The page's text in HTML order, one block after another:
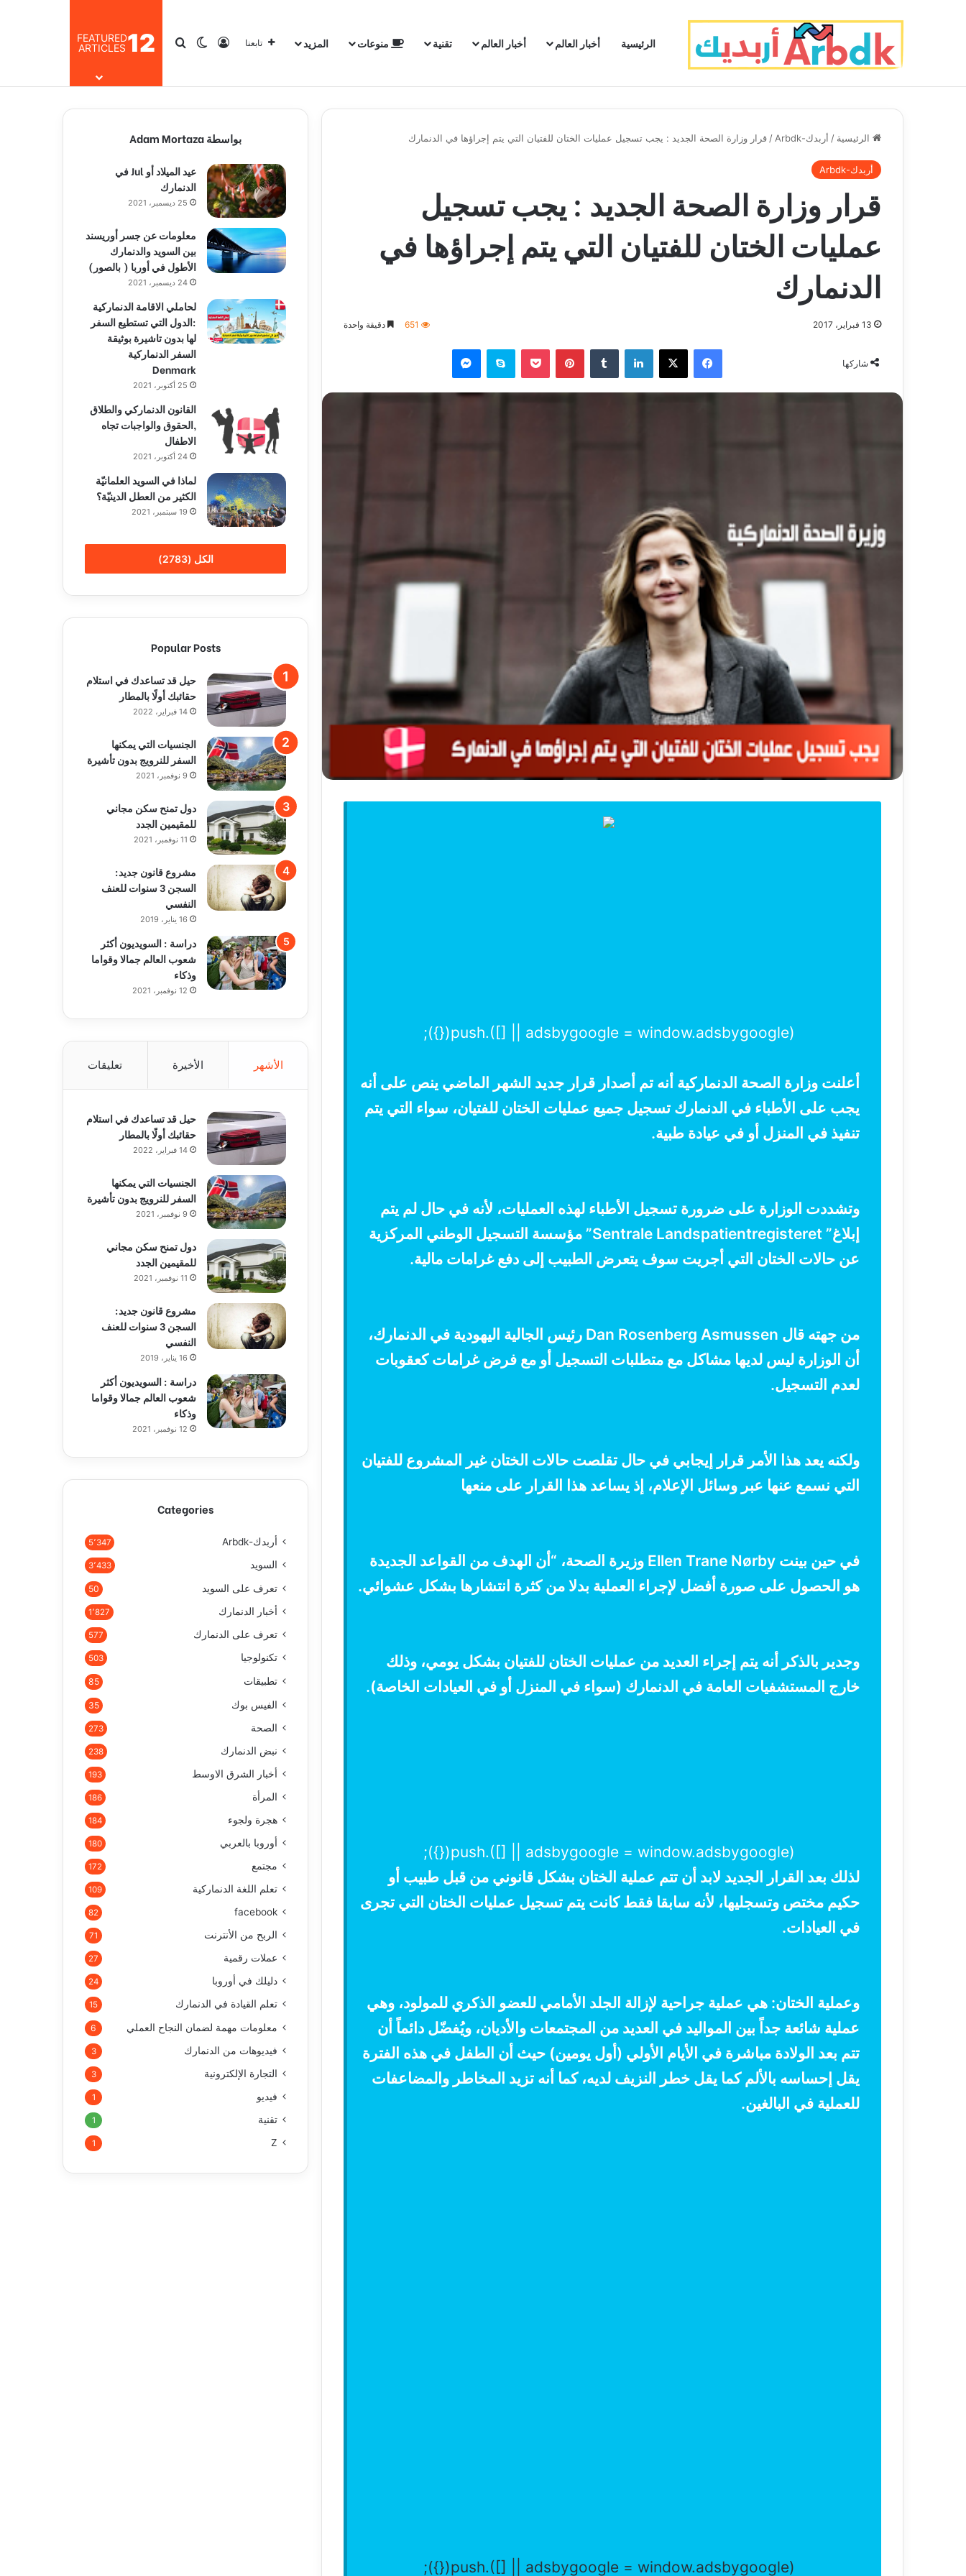
الرئيسية أخبار العالم أخبار العالم تقنية منوعات المزيد تابعنا تسجيل الدخول
الوضع المظلم
بحث عن12
FEATURED
ARTICLES
الرئيسية / أربدك-Arbdk / قرار وزارة الصحة الجديد : يجب تسجيل عمليات الختان للفتيان التي يتم إجراؤها في الدنمارك
أربدك-Arbdk
قرار وزارة الصحة الجديد : يجب تسجيل
عمليات الختان للفتيان التي يتم إجراؤها في
الدنمارك
13 فبراير، 2017 651 دقيقة واحدة
شاركها
فيسبوك ‫X لينكدإن بينتيريست سكايب
(adsbygoogle = window.adsbygoogle || []).push({});
أعلنت وزارة الصحة الدنماركية أنه تم أصدار قرار جديد الشهر الماضي ينص على أنه
يجب على الأطباء في الدنمارك تسجيل جميع عمليات الختان للفتيان، سواء التي يتم
تنفيذ في المنزل أو في عيادة طبية.
وتشددت الوزارة على ضرورة تسجيل الأطباء لهذه العمليات، لأنه في حال لم يتم
إبلاغ” Sentrale Landspatientregisteret” مؤسسة التسجيل الوطني المركزية
عن حالات الختان التي أجريت سوف يتعرض الطبيب إلى دفع غرامات مالية.
من جهته قال Dan Rosenberg Asmussen رئيس الجالية اليهودية في الدنمارك،
أن الوزارة ليس لديها مشاكل مع متطلبات التسجيل أو مع فرض غرامات كعقوبات
لعدم التسجيل.
ولكنه يعد هذا الأمر قرار إيجابي في حال تقلصت حالات الختان غير المشروع للفتيان
التي نسمع عنها عبر وسائل الإعلام، إذ يساعد هذا القرار على منعها
في حين بينت Ellen Trane Nørby وزيرة الصحة، “أن الهدف من القواعد الجديدة
هو الحصول على صورة أفضل لإجراء العملية بدلا من كثرة انتشارها بشكل عشوائي.
وجدير بالذكر أنه يتم إجراء العديد من عمليات الختان للفتيان بشكل يومي، وذلك
خارج المستشفيات العامة في الدنمارك (سواء في المنزل أو في العيادات الخاصة).
(adsbygoogle = window.adsbygoogle || []).push({});
لذلك بعد القرار الجديد لابد أن تتم عملية الختان بشكل قانوني من قبل طبيب أو
حكيم مختص وتسجليها، لأنه سابقا فقط كانت يتم تسجيل عمليات الختان التي تجرى
في العيادات.
وعملية الختان: هي عملية جراحية لإزالة الجلد الأمامي للعضو الذكري للمولود، وهي
عملية شائعة جداً بين المواليد في العديد من المجتمعات والأديان، ويُفضّل دائماً أن
تتم بعد الولادة مباشرة في الأيام الأولي (أول يومين) حيث أن الطفل في هذه الفترة
يقل إحساسه بالألم كما يقل خطر النزيف لديه، كما أنه تزيد المخاطر والمضاعفات
للعملية في البالغين.
(adsbygoogle = window.adsbygoogle || []).push({});
بواسطة Adam Mortaza
عيد الميلاد أو Jul في
الدنمارك
25 ديسمبر، 2021
معلومات عن جسر أوريسند
بين السويد والدنمارك
الأطول في أوربا ( بالصور)
24 ديسمبر، 2021
لحاملي الاقامة الدنماركية
:الدول التي تستطيع السفر
لها بدون تاشيرة بوثيقة
السفر الدنماركية
Denmark
25 أكتوبر، 2021
القانون الدنماركي والطلاق
,الحقوق والواجبات تجاه
الاطفال
24 أكتوبر، 2021
لماذا في السويد العلمانيّة
الكثير من العطل الدينيّة؟
19 سبتمبر، 2021
الكل (2783)
Popular Posts
حيل قد تساعدك في استلام
حقائبك أولًا بالمطار
14 فبراير، 2022
الجنسيات التي يمكنها
السفر للنرويج بدون تأشيرة
9 نوفمبر، 2021
دول تمنح سكن مجاني
للمقيمين الجدد
11 نوفمبر، 2021
مشروع قانون جديد:
السجن 3 سنوات للعنف
النفسي
16 يناير، 2019
دراسة : السويديون أكثر
شعوب العالم جمالا وقواما
وذكاء
12 نوفمبر، 2021
الأشهر الأخيرة تعليقات
حيل قد تساعدك في استلام
حقائبك أولًا بالمطار
14 فبراير، 2022
الجنسيات التي يمكنها
السفر للنرويج بدون تأشيرة
9 نوفمبر، 2021
دول تمنح سكن مجاني
للمقيمين الجدد
11 نوفمبر، 2021
مشروع قانون جديد:
السجن 3 سنوات للعنف
النفسي
16 يناير، 2019
دراسة : السويديون أكثر
شعوب العالم جمالا وقواما
وذكاء
12 نوفمبر، 2021
Categories
أربدك-Arbdk 5٬347
السويد 3٬433
تعرف على السويد 50
أخبار الدنمارك 1٬827
تعرف على الدنمارك 577
تكنولوجيا 503
تطبيقات 85
الفيس بوك 35
الصحة 273
نبض الدنمارك 238
أخبار الشرق الاوسط 193
المرأة 186
هجرة ولجوء 184
أوروبا بالعربي 180
مجتمع 172
تعلم اللغة الدنماركية 109
facebook
82
الربح من الأنترنت 71
عملات رقمية 27
دليلك في أوروبا 24
تعلم القيادة في الدنمارك 15
معلومات مهمة لضمان النجاح العملي 6
فيديوهات من الدنمارك 3
التجارة الإلكترونية 3
فيديو 1
تقنية 1
Z
1